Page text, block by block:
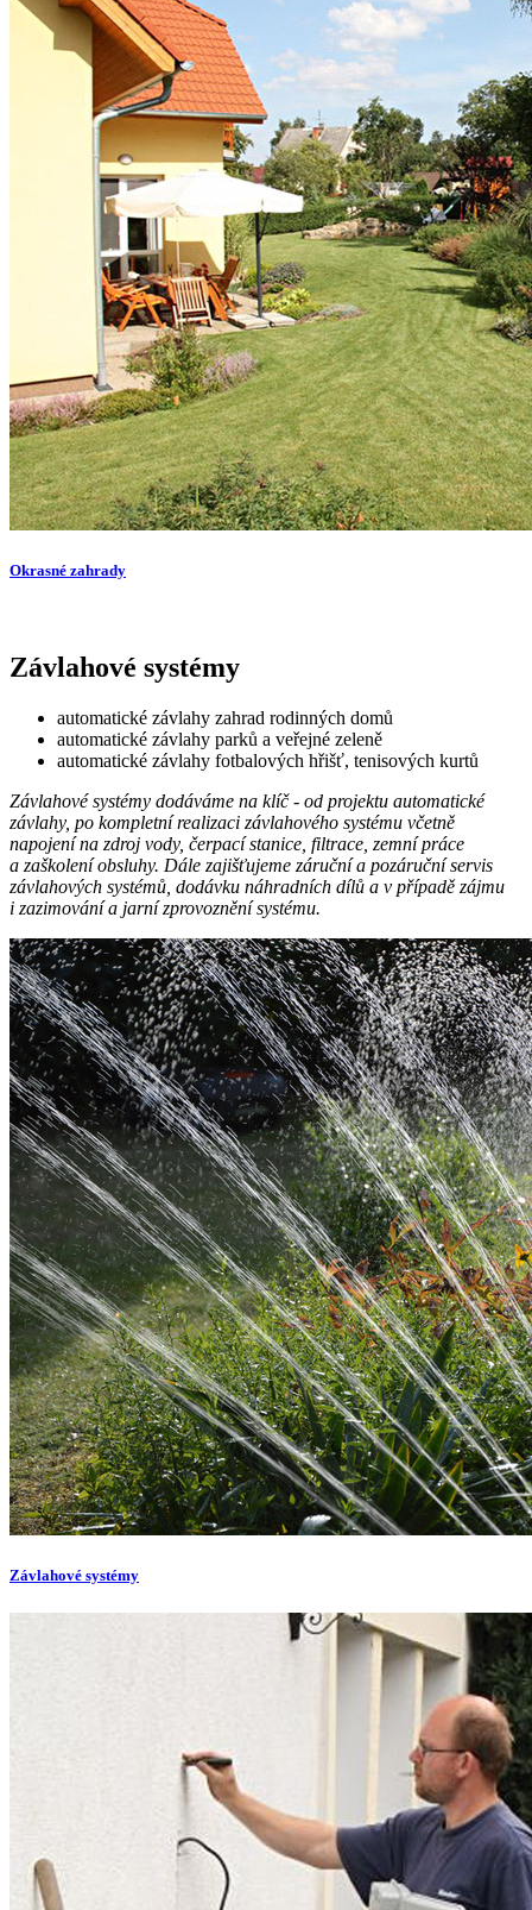
Okrasné zahrady
Závlahové systémy
automatické závlahy zahrad rodinných domů
automatické závlahy parků a veřejné zeleně
automatické závlahy fotbalových hřišť, tenisových kurtů
Závlahové systémy dodáváme na klíč - od projektu automatické
závlahy, po kompletní realizaci závlahového systému včetně
napojení na zdroj vody, čerpací stanice, filtrace, zemní práce
a zaškolení obsluhy. Dále zajišťujeme záruční a pozáruční servis
závlahových systémů, dodávku náhradních dílů a v případě zájmu
i zazimování a jarní zprovoznění systému.
Závlahové systémy